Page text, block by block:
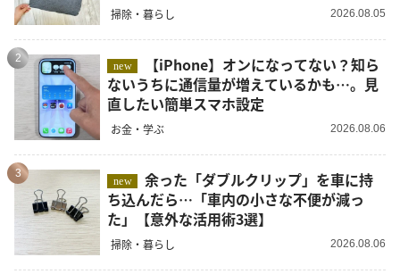
掃除・暮らし 2026.08.05
2
new
ないうちに通信量が増えているかも…。見
直したい簡単スマホ設定
お金・学ぶ 2026.08.06
3
new
余った「ダブルクリップ」を車に持
ち込んだら…「車内の小さな不便が減っ
た」【意外な活用術3選】
掃除・暮らし 2026.08.06